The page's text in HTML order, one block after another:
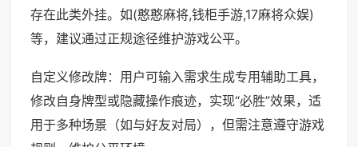
存在此类外挂。如(憨憨麻将,钱柜手游,17麻将众娱)
等，建议通过正规途径维护游戏公平。
自定义修改牌：用户可输入需求生成专用辅助工具，
修改自身牌型或隐藏操作痕迹，实现“必胜”效果，适
用于多种场景（如与好友对局），但需注意遵守游戏